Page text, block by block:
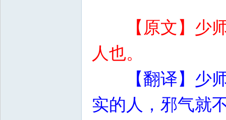
【原文】少
人也。
【翻译】少
实的人，邪气就